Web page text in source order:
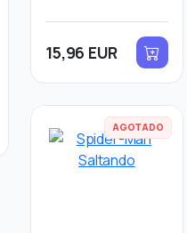
15,96 EUR
AGOTADO